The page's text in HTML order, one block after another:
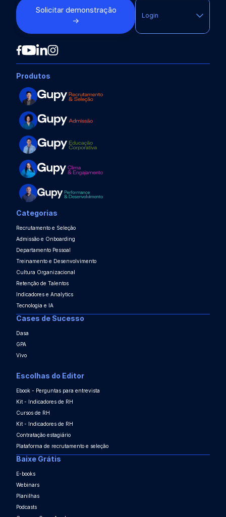
Solicitar demonstração
→
Login
Produtos
Categorias
Recrutamento e Seleção
Admissão e Onboarding
Departamento Pessoal
Treinamento e Desenvolvimento
Cultura Organizacional
Retenção de Talentos
Indicadores e Analytics
Tecnologia e IA
Cases de Sucesso
Dasa
GPA
Vivo
Escolhas do Editor
Ebook - Perguntas para entrevista
Kit - Indicadores de RH
Cursos de RH
Kit - Indicadores de RH
Contratação estagiário
Plataforma de recrutamento e seleção
Baixe Grátis
E-books
Webinars
Planilhas
Podcasts